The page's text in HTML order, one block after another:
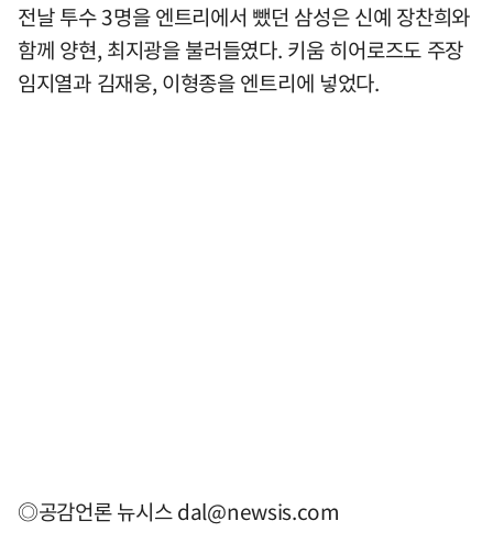
전날 투수 3명을 엔트리에서 뺐던 삼성은 신예 장찬희와
함께 양현, 최지광을 불러들였다. 키움 히어로즈도 주장
임지열과 김재웅, 이형종을 엔트리에 넣었다.
◎공감언론 뉴시스dal@newsis.com